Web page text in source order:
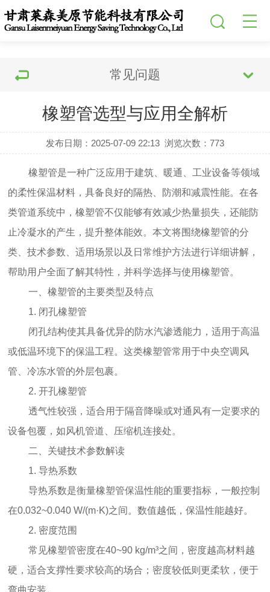
常见问题
橡塑管选型与应用全解析
发布日期：2025-07-09 22:13 浏览次数：773
橡塑管是一种广泛应用于建筑、暖通、工业设备等领域
的柔性保温材料，具备良好的隔热、防潮和减震性能。在各
类管道系统中，橡塑管不仅能够有效减少热量损失，还能防
止冷凝水的产生，提升整体能效。本文将围绕橡塑管的分
类、技术参数、适用场景以及日常维护方法进行详细讲解，
帮助用户全面了解其特性，并科学选择与使用橡塑管。
一、橡塑管的主要类型及特点
1. 闭孔橡塑管
闭孔结构使其具备优异的防水汽渗透能力，适用于高温
或低温环境下的保温工程。这类橡塑管常用于中央空调风
管、冷冻水管的外层包裹。
2. 开孔橡塑管
透气性较强，适合用于隔音降噪或对通风有一定要求的
设备包覆，如风机管道、压缩机连接处。
二、关键技术参数解读
1. 导热系数
导热系数是衡量橡塑管保温性能的重要指标，一般控制
在0.032~0.040 W/(m·K)之间。数值越低，保温性能越好。
2. 密度范围
常见橡塑管密度在40~90 kg/m³之间，密度越高材料越
硬，适合支撑性要求较高的场合；密度较低则更柔软，便于
弯曲安装。